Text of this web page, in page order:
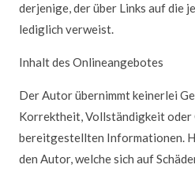
KONTAKT
Impressum
Datenschutz
derjenige, der über Links auf die
lediglich verweist.
Inhalt des Onlineangebotes
Der Autor übernimmt keinerlei
Korrektheit, Vollständigkeit
bereitgestellten Informationen.
den Autor, welche sich auf